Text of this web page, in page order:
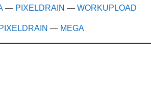
— PIXELDRAIN — WORKUPLOAD
PIXELDRAIN — MEGA